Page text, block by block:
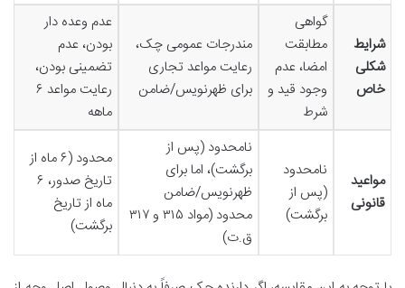
شرایط
شکلی
خاص
گواهی
مطابقت
امضا، عدم
وجود قید و
شرط
مندرجات عمومی چک،
رعایت مواعد تجاری
برای ظهرنویس/ضامن
عدم وعده دار
بودن، عدم
تضمینی بودن،
رعایت مواعد ۶
ماهه
مواعید
قانونی
نامحدود
(پس از
برگشت)
نامحدود (پس از
برگشت)، اما برای
ظهرنویس/ضامن
محدود (مواد ۳۱۵ و ۳۱۷
ق.ت)
محدود (۶ ماه از
تاریخ صدور، ۶
ماه از تاریخ
برگشت)